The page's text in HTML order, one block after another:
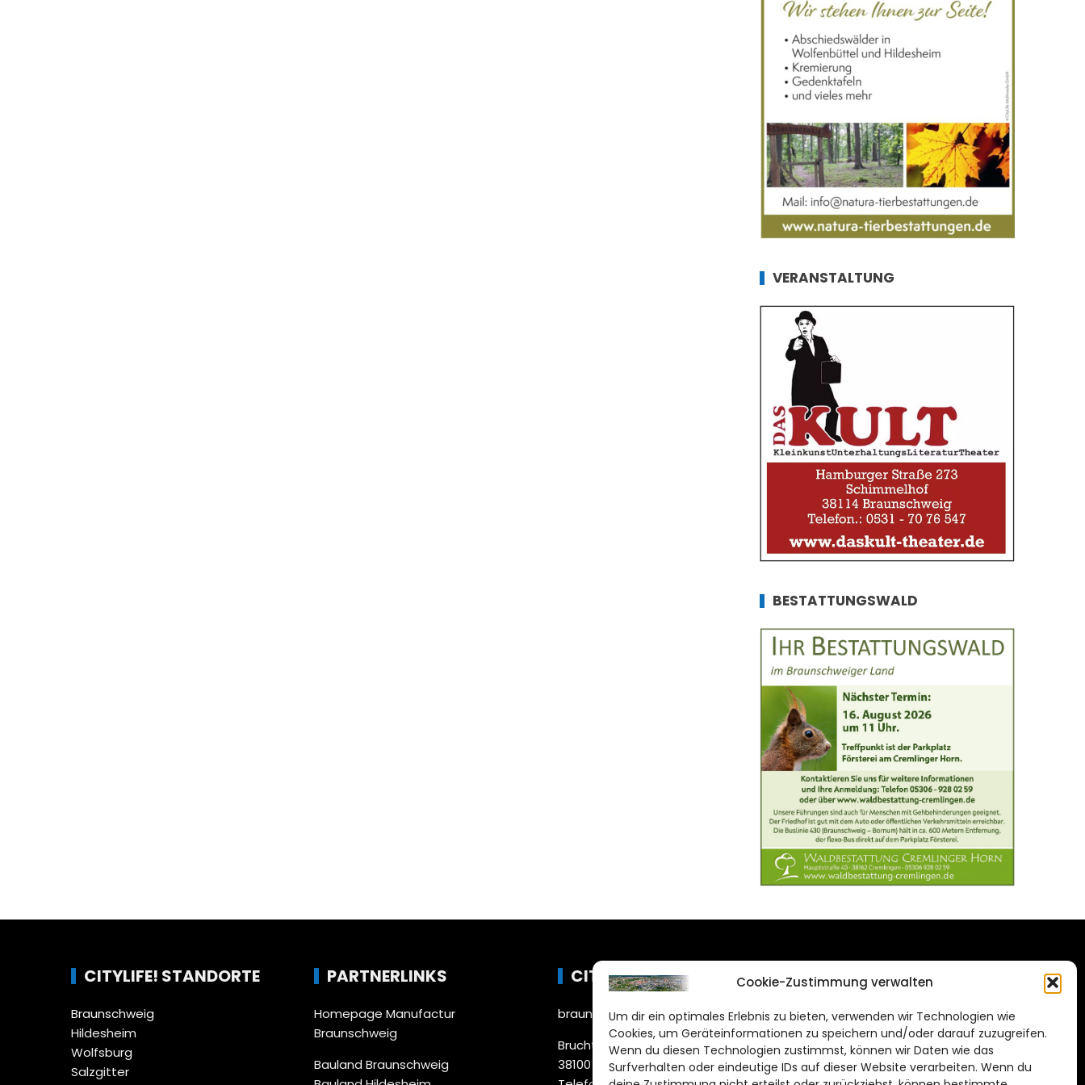
Cookie-Zustimmung verwalten
Um dir ein optimales Erlebnis zu bieten, verwenden wir Technologien wie
Cookies, um Geräteinformationen zu speichern und/oder darauf zuzugreifen.
Wenn du diesen Technologien zustimmst, können wir Daten wie das
Surfverhalten oder eindeutige IDs auf dieser Website verarbeiten. Wenn du
VERANSTALTUNG
BESTATTUNGSWALD
CITYLIFE! STANDORTE
Braunschweig
Hildesheim
Wolfsburg
Salzgitter
PARTNERLINKS
Homepage Manufactur
Braunschweig
Bauland Braunschweig
CITYLIFE!
braunschweig@citylifemedien.de
Bruchtorwall 12
38100 Braunschweig
DAS STADTMAGAZIN
FÜR BRAUNSCHWEIG
Impressum
Datenschutzerklärung
Cookie Richtlinie